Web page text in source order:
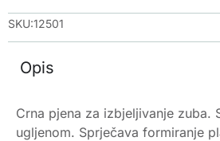
SKU:12501
Opis
Crna pjena za izbjeljivanje zuba.
ugljenom. Sprječava formiranje